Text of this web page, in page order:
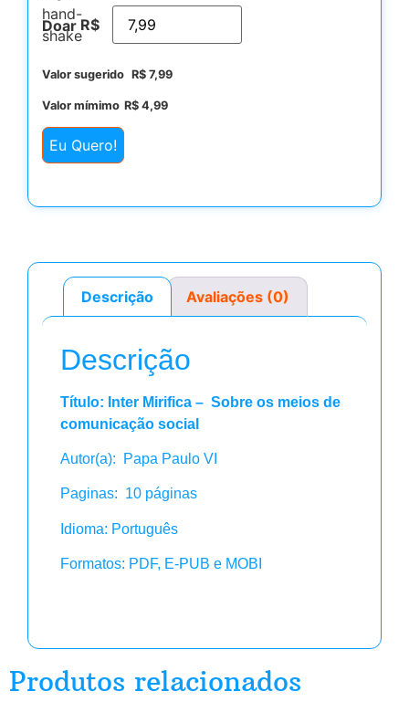
Doar R$
Valor sugerido R$ 7,99
Valor mímimo R$ 4,99
Eu Quero!
Descrição Avaliações (0)
Descrição
Título: Inter Mirifica – Sobre os meios de
comunicação social
Autor(a): Papa Paulo VI
Paginas: 10 páginas
Idioma: Português
Formatos: PDF, E-PUB e MOBI
Produtos relacionados